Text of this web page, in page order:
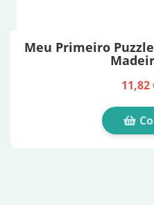
Meu Primeiro